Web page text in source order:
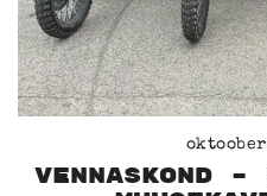
Vennaskond –